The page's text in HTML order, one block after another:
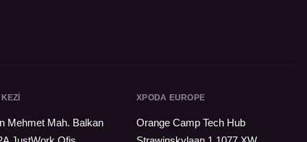
Mehmet Mah. Balkan
XPODA EUROPE
Orange Camp Tech Hub